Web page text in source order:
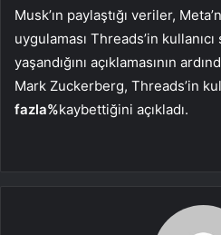
Musk’ın paylaştığı veriler,
uygulaması Threads’in
yaşandığını açıklamasının
Mark Zuckerberg, Threads’in
fazla%kaybettiğini açıkladı.